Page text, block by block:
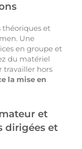
théoriques et
Une
en groupe et
du matériel
travailler hors
la mise en
et
dirigées et